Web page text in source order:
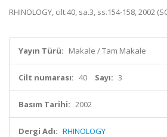
RHINOLOGY, cilt.40, sa.3, ss.154-158, 2002
Yayın Türü: Makale / Tam Makale
Cilt numarası: 40 Sayı: 3
Basım Tarihi: 2002
Dergi Adı: RHINOLOGY